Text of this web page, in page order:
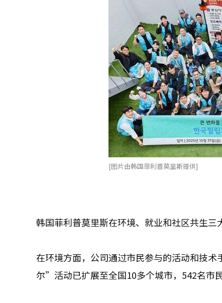
[图片由韩国菲利普莫里斯提供]
韩国菲利普莫里斯在环境、就业和社区共生三
在环境方面，公司通过市民参与的活动和技
尔”活动已扩展至全国10多个城市，542名市